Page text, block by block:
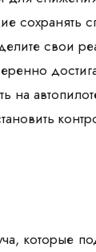
сохранять
свои
на
которые